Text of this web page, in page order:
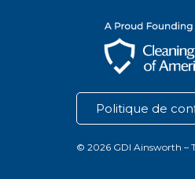
Politique de
© 2026 GDI Ainsworth –